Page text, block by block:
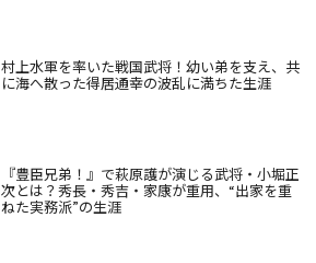
村上水軍を率いた戦国武将！幼い弟を支え、共
に海へ散った得居通幸の波乱に満ちた生涯
『豊臣兄弟！』で萩原護が演じる武将・小堀正
次とは？秀長・秀吉・家康が重用、“出家を重
ねた実務派”の生涯